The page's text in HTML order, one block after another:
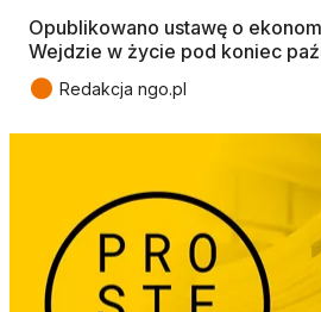
Opublikowano ustawę o
Wejdzie w życie pod koniec
● Redakcja ngo.pl